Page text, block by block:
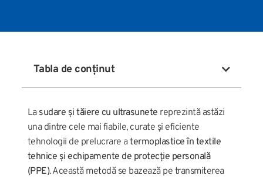
Tabla de conținut
La sudare și tăiere cu ultrasunete reprezintă astăzi
una dintre cele mai fiabile, curate și eficiente
tehnologii de prelucrare atermoplastice în textile
tehnice și echipamente de protecție personală
(PPE). Această metodă se bazează pe transmiterea